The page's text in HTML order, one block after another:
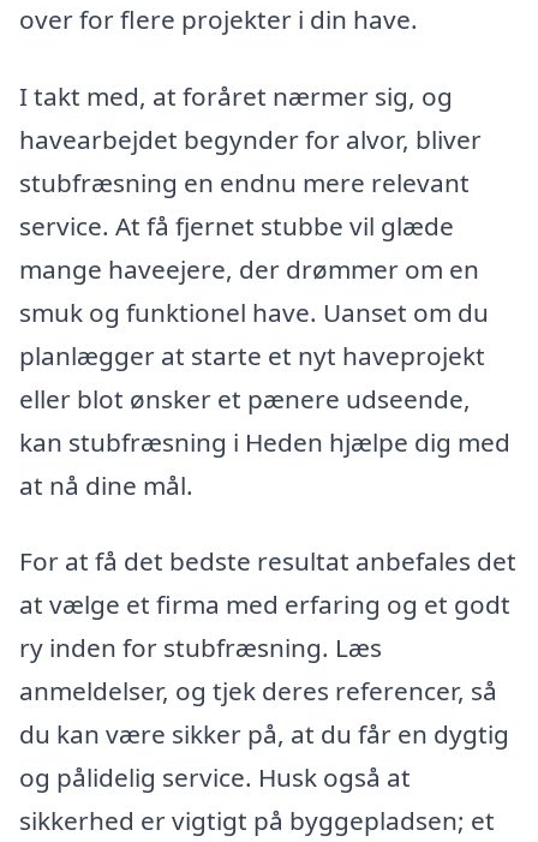
over for flere projekter i din have.
I takt med, at foråret nærmer sig, og
havearbejdet begynder for alvor, bliver
stubfræsning en endnu mere relevant
service. At få fjernet stubbe vil glæde
mange haveejere, der drømmer om en
smuk og funktionel have. Uanset om du
planlægger at starte et nyt haveprojekt
eller blot ønsker et pænere udseende,
kan stubfræsning i Heden hjælpe dig med
at nå dine mål.
For at få det bedste resultat anbefales det
at vælge et firma med erfaring og et godt
ry inden for stubfræsning. Læs
anmeldelser, og tjek deres referencer, så
du kan være sikker på, at du får en dygtig
og pålidelig service. Husk også at
sikkerhed er vigtigt på byggepladsen; et